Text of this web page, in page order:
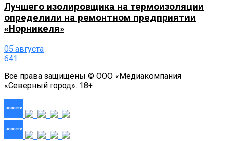
Лучшего изолировщика на термоизоляции
определили на ремонтном предприятии
«Норникеля»
05 августа
641
Все права защищены © ООО «Медиакомпания
«Северный город». 18+